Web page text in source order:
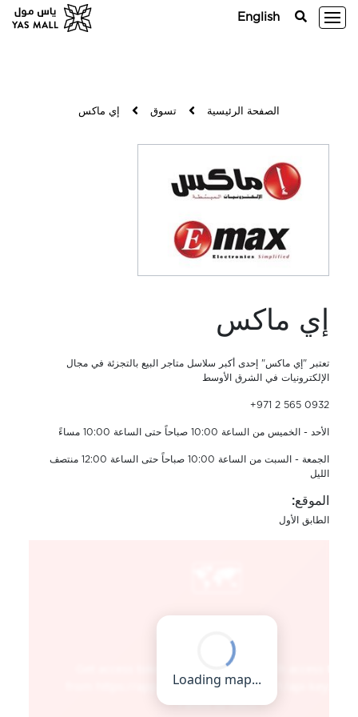
English
الصفحة الرئيسية تسوق إي ماكس
إي ماكس
تعتبر "إي ماكس" إحدى أكبر سلاسل متاجر البيع بالتجزئة في مجال
الإلكترونيات في الشرق الأوسط
+971 2 565 0932
الأحد - الخميس من الساعة 10:00 صباحاً حتى الساعة 10:00 مساءً
الجمعة - السبت من الساعة 10:00 صباحاً حتى الساعة 12:00 منتصف
الليل
الموقع:
الطابق الأول